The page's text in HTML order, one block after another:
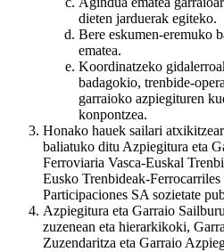
dieten jarduerak egiteko.
Bere eskumen-eremuko
ematea.
Koordinatzeko
badagokio, trenbide-
garraioko azpiegituren
konpontzea.
Honako hauek sailari
baliatuko ditu Azpiegitura eta
Ferroviaria Vasca-Euskal
Eusko Trenbideak-
Participaciones SA sozietate
Azpiegitura eta Garraio
zuzenean eta hierarkikoki,
Zuzendaritza eta Garraio